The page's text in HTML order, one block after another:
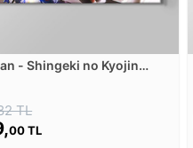
- Shingeki no Kyojin
TL
00 TL